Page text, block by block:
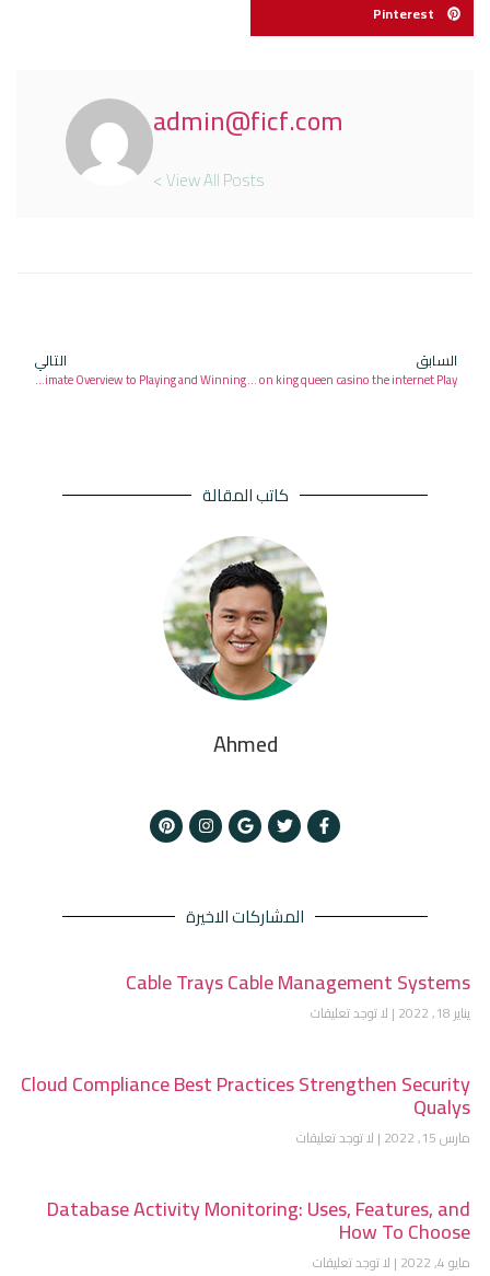
Pinterest
admin@ficf.com
View All Posts >
السابق
Trend Liven up: Rich Girl Apps on king queen casino the internet Play
التالي
Dime Slots Online: The Ultimate Overview to Playing and Winning
كاتب المقالة
Ahmed
المشاركات الاخيرة
Cable Trays Cable Management Systems
يناير 18, 2022 لا توجد تعليقات
Cloud Compliance Best Practices Strengthen Security
Qualys
مارس 15, 2022 لا توجد تعليقات
Database Activity Monitoring: Uses, Features, and
How To Choose
مايو 4, 2022 لا توجد تعليقات